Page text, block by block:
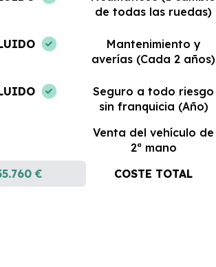
de todas las ruedas)
Mantenimiento y
averías (Cada 2 años)
Seguro a todo riesgo
sin franquicia (Año)
Venta del vehículo de
2ª mano
€ COSTE TOTAL